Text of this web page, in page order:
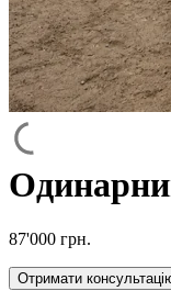
87'000 грн.
Отримати